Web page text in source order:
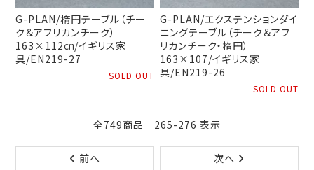
G-PLAN/楕円テーブル（チー
ク＆アフリカンチーク）
163×112㎝/イギリス家
具/EN219-27
SOLD OUT
G-PLAN/エクステンションダイ
ニングテーブル（チーク＆アフ
リカンチーク・楕円）
163×107/イギリス家
具/EN219-26
SOLD OUT
全749商品 265-276 表示
前へ 次へ